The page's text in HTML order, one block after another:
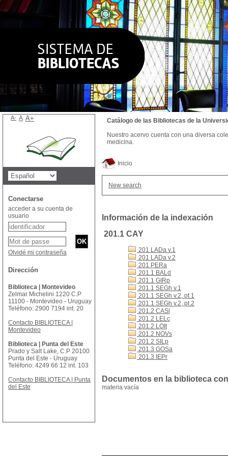
Inicio
New search
Información de la indexación
201.1 CAY
201 LADa v.1
201 LADa v.2
201 PERa
201.1 BALd
201.1 GIRp
201.1 SEGh v.1
201.1 SEGh v.2, pt 1
201.1 SEGh v.2, pt.2
201.2 CASl
201.2 LELc
201.2 LOIt
201.2 NOVs
201.2 SILp
201.3 GOSa
201.3 IEPr
Documentos en la biblioteca
materia vacía
Catálogo de las Bibliotecas de la
Nuestro acervo cuenta con una diversa
medicina.
A- A A+
Conectarse
acceder a su cuenta de
usuario
Olvidé mi contraseña
Dirección
Biblioteca | Montevideo
Zelmar Michelini 1220 C.P
11100 - Montevideo - Uruguay
Teléfono: 2900 7194 int. 20
Contacto BIBLIOTECA |
Montevideo
Biblioteca | Punta del Este
Prado y Salt Lake, C.P 20100
Punta del Este - Uruguay
Teléfono: 4249 66 12 int. 103
Contacto BIBLIOTECA | Punta
del Este